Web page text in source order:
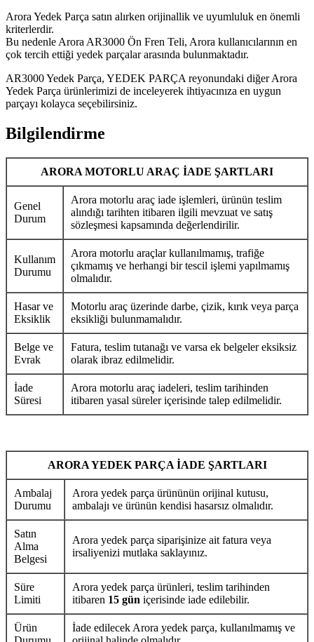
Arora Yedek Parça satın alırken orijinallik ve uyumluluk en önemli
kriterlerdir.
Bu nedenle Arora AR3000 Ön Fren Teli, Arora kullanıcılarının en
çok tercih ettiği yedek parçalar arasında bulunmaktadır.
AR3000 Yedek Parça, YEDEK PARÇA reyonundaki diğer Arora
Yedek Parça ürünlerimizi de inceleyerek ihtiyacınıza en uygun
parçayı kolayca seçebilirsiniz.
Bilgilendirme
ARORA MOTORLU ARAÇ İADE ŞARTLARI
Genel
Durum
Arora motorlu araç iade işlemleri, ürünün teslim
alındığı tarihten itibaren ilgili mevzuat ve satış
sözleşmesi kapsamında değerlendirilir.
Kullanım
Durumu
Arora motorlu araçlar kullanılmamış, trafiğe
çıkmamış ve herhangi bir tescil işlemi yapılmamış
olmalıdır.
Hasar ve
Eksiklik
Motorlu araç üzerinde darbe, çizik, kırık veya parça
eksikliği bulunmamalıdır.
Belge ve
Evrak
Fatura, teslim tutanağı ve varsa ek belgeler eksiksiz
olarak ibraz edilmelidir.
İade
Süresi
Arora motorlu araç iadeleri, teslim tarihinden
itibaren yasal süreler içerisinde talep edilmelidir.
ARORA YEDEK PARÇA İADE ŞARTLARI
Ambalaj
Durumu
Arora yedek parça ürününün orijinal kutusu,
ambalajı ve ürünün kendisi hasarsız olmalıdır.
Satın
Alma
Belgesi
Arora yedek parça siparişinize ait fatura veya
irsaliyenizi mutlaka saklayınız.
Süre
Limiti
Arora yedek parça ürünleri, teslim tarihinden
itibaren 15 gün içerisinde iade edilebilir.
Ürün
İade edilecek Arora yedek parça, kullanılmamış ve